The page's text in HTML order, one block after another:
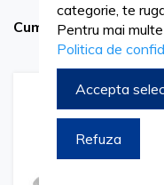
Cumpara acum de la
categorie, te
Pentru mai
Politica de
Accepta
Refuza